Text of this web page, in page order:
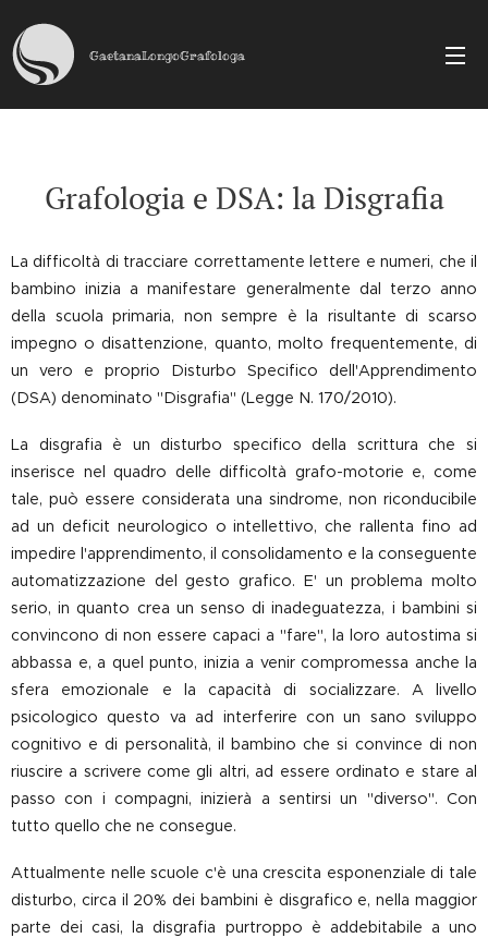
GaetanaLongoGrafologa
Grafologia e DSA: la Disgrafia
La difficoltà di tracciare correttamente lettere e numeri, che il
bambino inizia a manifestare generalmente dal terzo anno
della scuola primaria, non sempre è la risultante di scarso
impegno o disattenzione, quanto, molto frequentemente, di
un vero e proprio Disturbo Specifico dell'Apprendimento
(DSA) denominato "Disgrafia" (Legge N. 170/2010).
La disgrafia è un disturbo specifico della scrittura che si
inserisce nel quadro delle difficoltà grafo-motorie e, come
tale, può essere considerata una sindrome, non riconducibile
ad un deficit neurologico o intellettivo, che rallenta fino ad
impedire l'apprendimento, il consolidamento e la conseguente
automatizzazione del gesto grafico. E' un problema molto
serio, in quanto crea un senso di inadeguatezza, i bambini si
convincono di non essere capaci a "fare", la loro autostima si
abbassa e, a quel punto, inizia a venir compromessa anche la
sfera emozionale e la capacità di socializzare. A livello
psicologico questo va ad interferire con un sano sviluppo
cognitivo e di personalità, il bambino che si convince di non
riuscire a scrivere come gli altri, ad essere ordinato e stare al
passo con i compagni, inizierà a sentirsi un "diverso". Con
tutto quello che ne consegue.
Attualmente nelle scuole c'è una crescita esponenziale di tale
disturbo, circa il 20% dei bambini è disgrafico e, nella maggior
parte dei casi, la disgrafia purtroppo è addebitabile a uno